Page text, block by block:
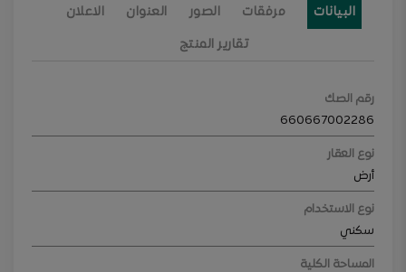
البيانات مرفقات الصور العنوان الاعلان
تقارير المنتج
رقم الصك
660667002286
نوع العقار
أرض
نوع الاستخدام
سكني
المساحة الكلية